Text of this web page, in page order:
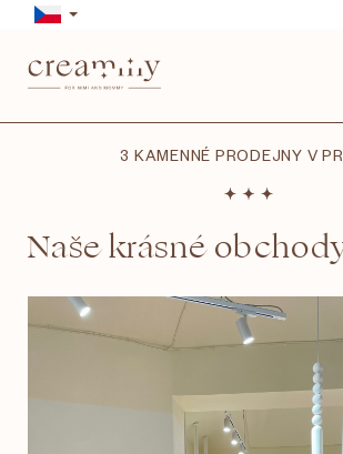
Přejít
3 KAMENNÉ PRODEJNY V
Naše krásné